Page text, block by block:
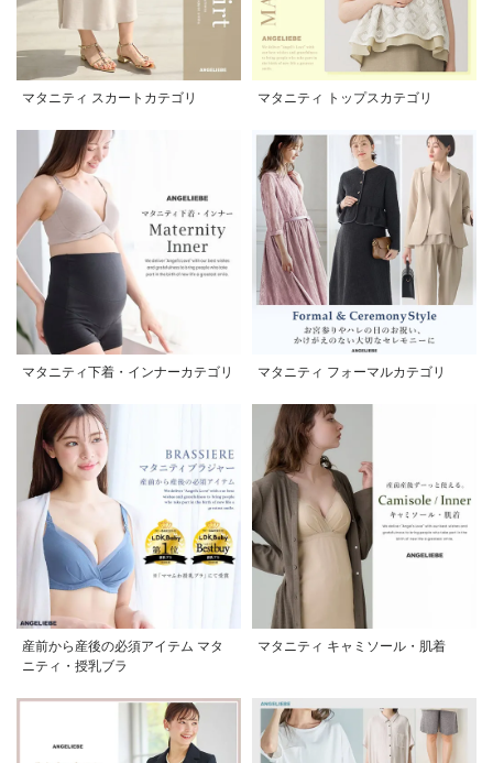
マタニティ スカートカテゴリ マタニティ トップスカテゴリ
マタニティ下着・インナーカテゴリ マタニティ フォーマルカテゴリ
産前から産後の必須アイテム マタ
ニティ・授乳ブラ
マタニティ キャミソール・肌着